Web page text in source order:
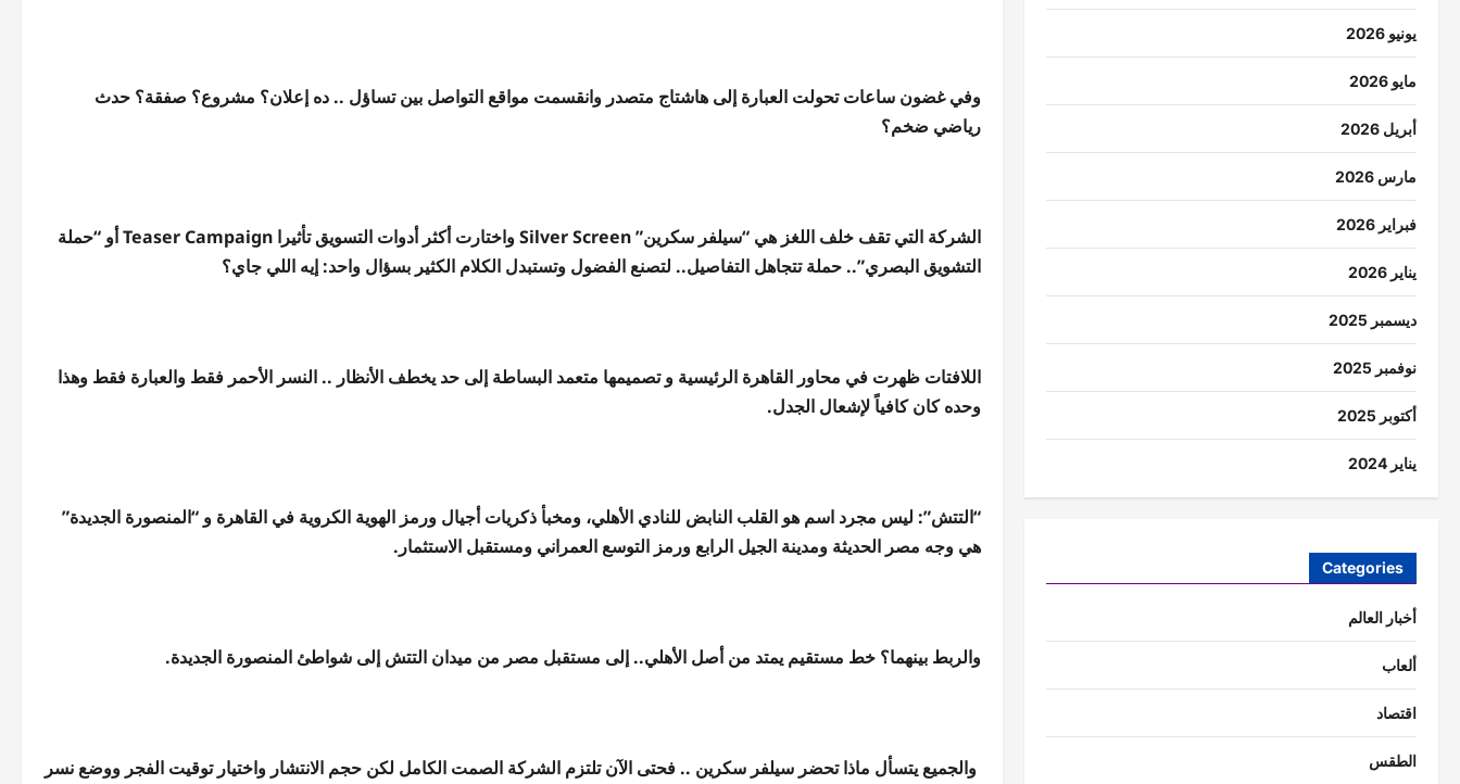
وفي غضون ساعات تحولت العبارة إلى هاشتاج متصدر وانقسمت مواقع التواصل بين تساؤل .. ده إعلان؟ مشروع؟ صفقة؟ حدث
رياضي ضخم؟
الشركة التي تقف خلف اللغز هي “سيلفر سكرين” Silver Screen واختارت أكثر أدوات التسويق تأثيرا Teaser Campaign أو “حملة
التشويق البصري”.. حملة تتجاهل التفاصيل.. لتصنع الفضول وتستبدل الكلام الكثير بسؤال واحد: إيه اللي جاي؟
اللافتات ظهرت في محاور القاهرة الرئيسية و تصميمها متعمد البساطة إلى حد يخطف الأنظار .. النسر الأحمر فقط والعبارة فقط وهذا
وحده كان كافياً لإشعال الجدل.
“التتش”: ليس مجرد اسم هو القلب النابض للنادي الأهلي، ومخبأ ذكريات أجيال ورمز الهوية الكروية في القاهرة و “المنصورة الجديدة”
هي وجه مصر الحديثة ومدينة الجيل الرابع ورمز التوسع العمراني ومستقبل الاستثمار.
والربط بينهما؟ خط مستقيم يمتد من أصل الأهلي.. إلى مستقبل مصر من ميدان التتش إلى شواطئ المنصورة الجديدة.
والجميع يتسأل ماذا تحضر سيلفر سكرين .. فحتى الآن تلتزم الشركة الصمت الكامل لكن حجم الانتشار واختيار توقيت الفجر ووضع نسر
يونيو 2026
مايو 2026
أبريل 2026
مارس 2026
فبراير 2026
يناير 2026
ديسمبر 2025
نوفمبر 2025
أكتوبر 2025
يناير 2024
Categories
أخبار العالم
ألعاب
اقتصاد
الطقس